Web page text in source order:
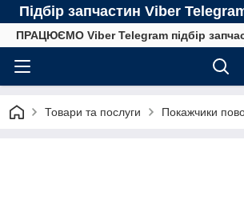
Підбір запчастин Viber
ПРАЦЮЄМО Viber Telegram підбір
Товари та послуги Покажчики